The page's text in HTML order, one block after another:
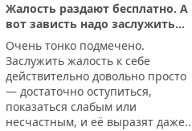
Жалость раздают бесплатно. А
вот зависть надо заслужить...
Очень тонко подмечено.
Заслужить жалость к себе
действительно довольно просто
— достаточно оступиться,
показаться слабым или
несчастным, и её выразят